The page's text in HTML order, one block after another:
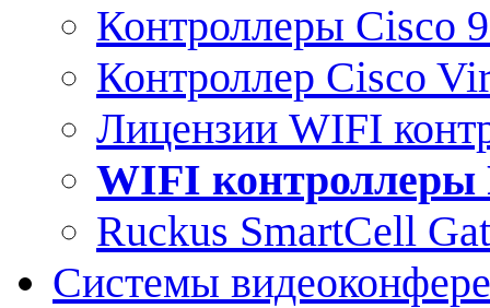
Контроллеры Cisco
Контроллер Cisco
Лицензии WIFI
WIFI контроллеры
Ruckus SmartCell
Системы